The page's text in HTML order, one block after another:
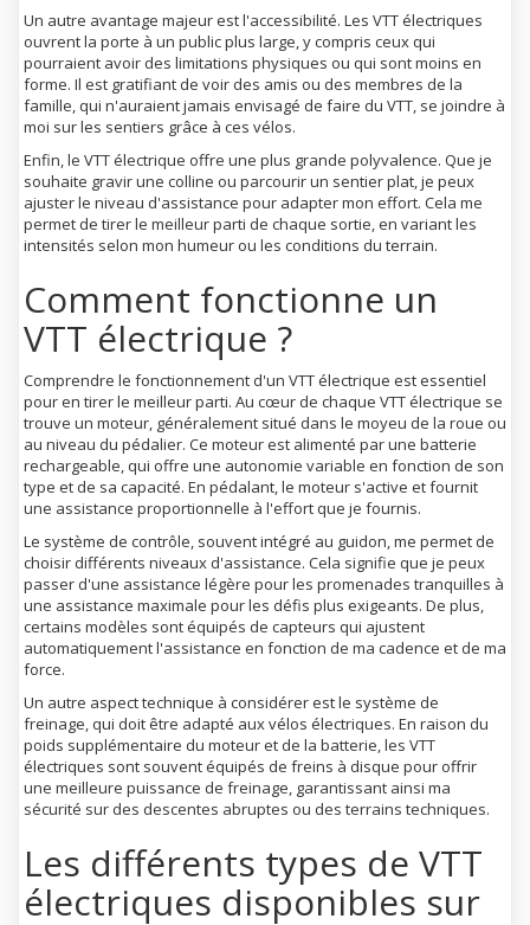
Un autre avantage majeur est l'accessibilité. Les VTT électriques
ouvrent la porte à un public plus large, y compris ceux qui
pourraient avoir des limitations physiques ou qui sont moins en
forme. Il est gratifiant de voir des amis ou des membres de la
famille, qui n'auraient jamais envisagé de faire du VTT, se joindre à
moi sur les sentiers grâce à ces vélos.
Enfin, le VTT électrique offre une plus grande polyvalence. Que je
souhaite gravir une colline ou parcourir un sentier plat, je peux
ajuster le niveau d'assistance pour adapter mon effort. Cela me
permet de tirer le meilleur parti de chaque sortie, en variant les
intensités selon mon humeur ou les conditions du terrain.
Comment fonctionne un
VTT électrique ?
Comprendre le fonctionnement d'un VTT électrique est essentiel
pour en tirer le meilleur parti. Au cœur de chaque VTT électrique se
trouve un moteur, généralement situé dans le moyeu de la roue ou
au niveau du pédalier. Ce moteur est alimenté par une batterie
rechargeable, qui offre une autonomie variable en fonction de son
type et de sa capacité. En pédalant, le moteur s'active et fournit
une assistance proportionnelle à l'effort que je fournis.
Le système de contrôle, souvent intégré au guidon, me permet de
choisir différents niveaux d'assistance. Cela signifie que je peux
passer d'une assistance légère pour les promenades tranquilles à
une assistance maximale pour les défis plus exigeants. De plus,
certains modèles sont équipés de capteurs qui ajustent
automatiquement l'assistance en fonction de ma cadence et de ma
force.
Un autre aspect technique à considérer est le système de
freinage, qui doit être adapté aux vélos électriques. En raison du
poids supplémentaire du moteur et de la batterie, les VTT
électriques sont souvent équipés de freins à disque pour offrir
une meilleure puissance de freinage, garantissant ainsi ma
sécurité sur des descentes abruptes ou des terrains techniques.
Les différents types de VTT
électriques disponibles sur